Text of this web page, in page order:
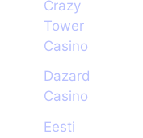
Crazy
Tower
Сasino
Dazard
Casino
Eesti